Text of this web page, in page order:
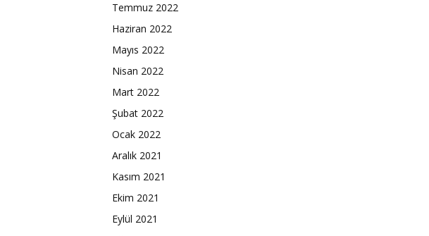
Temmuz 2022
Haziran 2022
Mayıs 2022
Nisan 2022
Mart 2022
Şubat 2022
Ocak 2022
Aralık 2021
Kasım 2021
Ekim 2021
Eylül 2021